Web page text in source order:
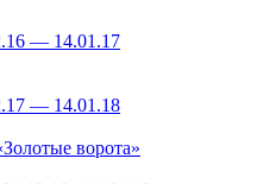
— 14.01.17
— 14.01.18
ворота»